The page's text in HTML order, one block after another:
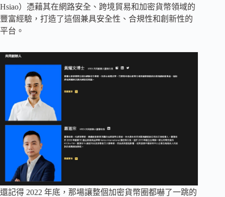
Hsiao）憑藉其在網路安全、跨境貿易和加密貨幣領域的
豐富經驗，打造了這個兼具安全性、合規性和創新性的
平台。
還記得 2022 年底，那場讓整個加密貨幣圈都嚇了一跳的